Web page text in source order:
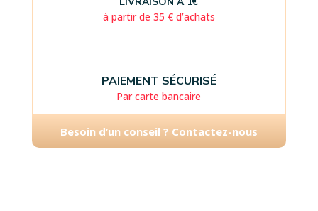
à partir de 35 € d’achats
PAIEMENT SÉCURISÉ
Par carte bancaire
Besoin d’un conseil ? Contactez-nous